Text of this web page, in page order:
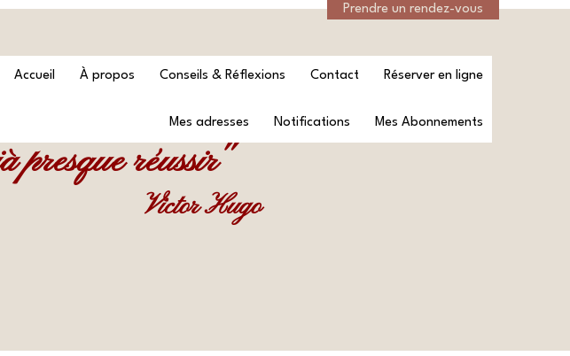
Prendre un rendez-vous
Accueil À propos Conseils & Réflexions Contact Réserver en ligne
Mes adresses Notifications Mes Abonnements
presque réussir"
Victor Hugo
Se connecter